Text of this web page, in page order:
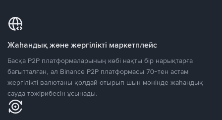
Жаһандық және жергілікті маркетплейс
Басқа P2P платформаларының көбі нақты бір нарықтарға
бағытталған, ал Binance P2P платформасы 70-тен астам
жергілікті валютаны қолдай отырып шын мәнінде жаһандық
сауда тәжірибесін ұсынады.